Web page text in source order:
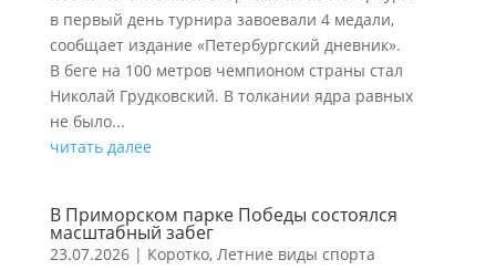
в первый день турнира завоевали 4 медали,
сообщает издание «Петербургский дневник».
В беге на 100 метров чемпионом страны стал
Николай Грудковский. В толкании ядра равных
не было...
читать далее
В Приморском парке Победы состоялся
масштабный забег
23.07.2026| Коротко, Летние виды спорта